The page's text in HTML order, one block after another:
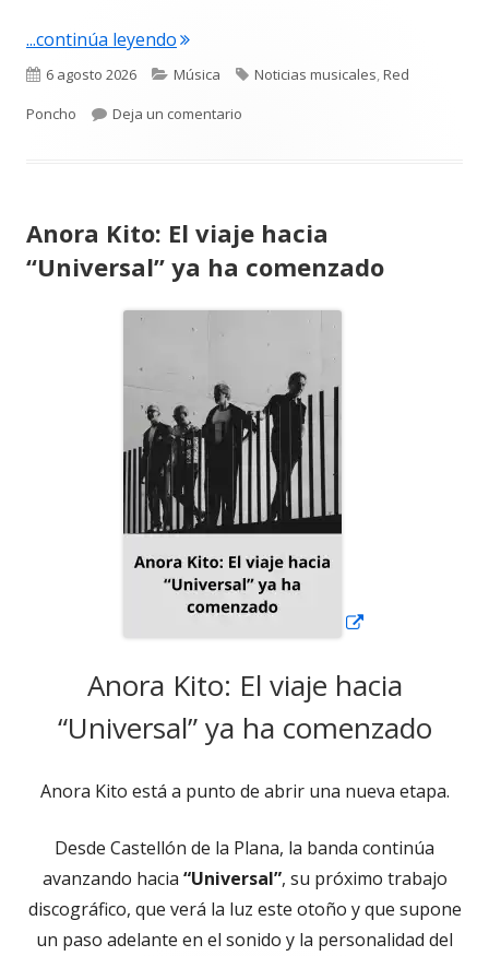
...continúa leyendo"Un viaje hacia el despertar:
Publicado
el
6 agosto 2026 Categorías
Música Etiquetas
Noticias musicales,Red
Poncho
Deja un comentario
Anora Kito: El viaje hacia
“Universal” ya ha comenzado
Anora Kito: El viaje hacia
“Universal” ya ha comenzado
Anora Kito está a punto de abrir una nueva etapa.
Desde Castellón de la Plana, la banda continúa
avanzando hacia “Universal”, su próximo trabajo
discográfico, que verá la luz este otoño y que supone
un paso adelante en el sonido y la personalidad del